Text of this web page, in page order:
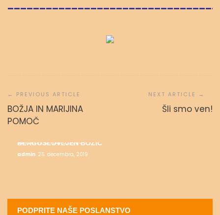
prispevka
BOŽJA IN MARIJINA
POMOČ
Šli smo ven!
ALI SE DARUJEM?
admin 17. januarja, 2020
BLAGOSLOVLJEN BOŽIČ
admin 25. decembra, 2019
PODPRITE NAŠE POSLANSTVO